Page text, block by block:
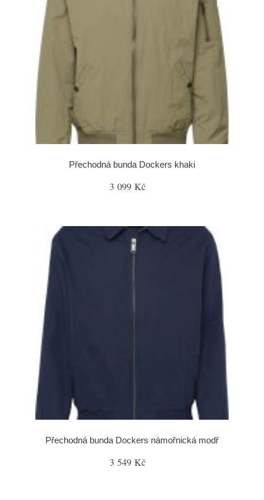
Přechodná bunda Dockers khaki
3 099 Kč
Přechodná bunda Dockers námořnická modř
3 549 Kč